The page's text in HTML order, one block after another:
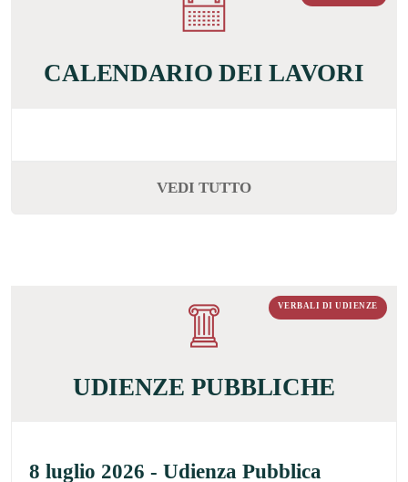
CALENDARIO DEI LAVORI
VEDI TUTTO
VERBALI DI UDIENZE
UDIENZE PUBBLICHE
8 luglio 2026 - Udienza Pubblica